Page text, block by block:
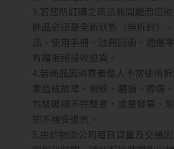
3.若您所訂購之商品無問題而您
商品必須是全新狀態（無拆封）
品、使用手冊、註冊回函、週邊
有權拒絕接收退貨。
4.若商品因消費者個人不當使用
素造成故障、損毀、磨損、擦傷
包裝破損不完整者，或是發票、
恕不接受退貨。
5.由於物流公司每日貨量及交通